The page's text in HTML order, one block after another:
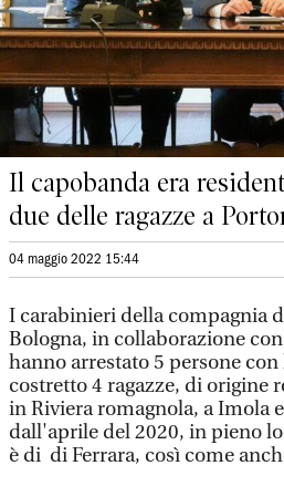
Il capobanda era
due delle ragazze a
04 maggio 2022 15:44
I carabinieri della compagnia
Bologna, in collaborazione
hanno arrestato 5 persone
costretto 4 ragazze, di origine
in Riviera romagnola, a Imola
dall'aprile del 2020, in pieno
è di di Ferrara, così come